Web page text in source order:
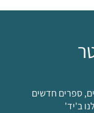
ספרים חדשים
ב'יד'